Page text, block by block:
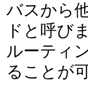
バスから
ドと呼び
ルーティ
ることが